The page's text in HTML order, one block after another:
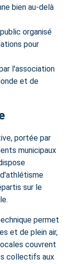
bien au-delà
organisé
pour
l'association
et de
portée par
municipaux
sur le
permet
et de plein air,
couvrent
collectifs aux